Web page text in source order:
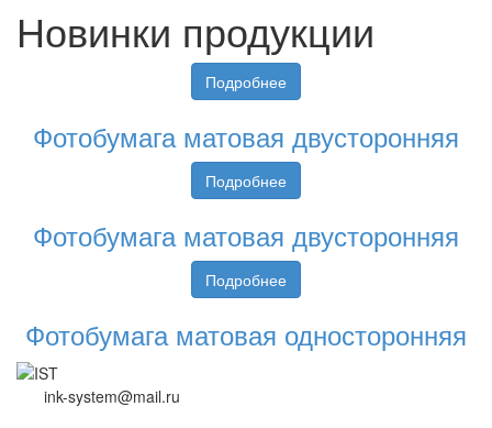
Новинки продукции
Подробнее
Фотобумага матовая двусторонняя
Подробнее
Фотобумага матовая двусторонняя
Подробнее
Фотобумага матовая односторонняя
ink-system@mail.ru